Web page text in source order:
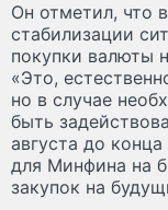
Он отметил, что
стабилизации
покупки валюты
«Это,
но в случае
быть
августа до
для Минфина на
закупок на